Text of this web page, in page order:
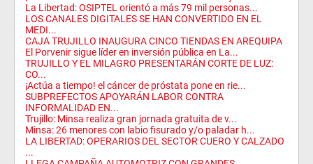
La Libertad: OSIPTEL orientó a más 79 mil personas...
LOS CANALES DIGITALES SE HAN CONVERTIDO EN EL
MEDI...
CAJA TRUJILLO INAUGURA CINCO TIENDAS EN AREQUIPA
El Porvenir sigue líder en inversión pública en La...
TRUJILLO Y EL MILAGRO PRESENTARÁN CORTE DE LUZ:
CO...
¡Actúa a tiempo! el cáncer de próstata pone en rie...
SUBPREFECTOS APOYARÁN LABOR CONTRA
INFORMALIDAD EN...
Trujillo: Minsa realiza gran jornada gratuita de v...
Minsa: 26 menores con labio fisurado y/o paladar h...
LA LIBERTAD: OPERARIOS DEL SECTOR CUERO Y CALZADO
...